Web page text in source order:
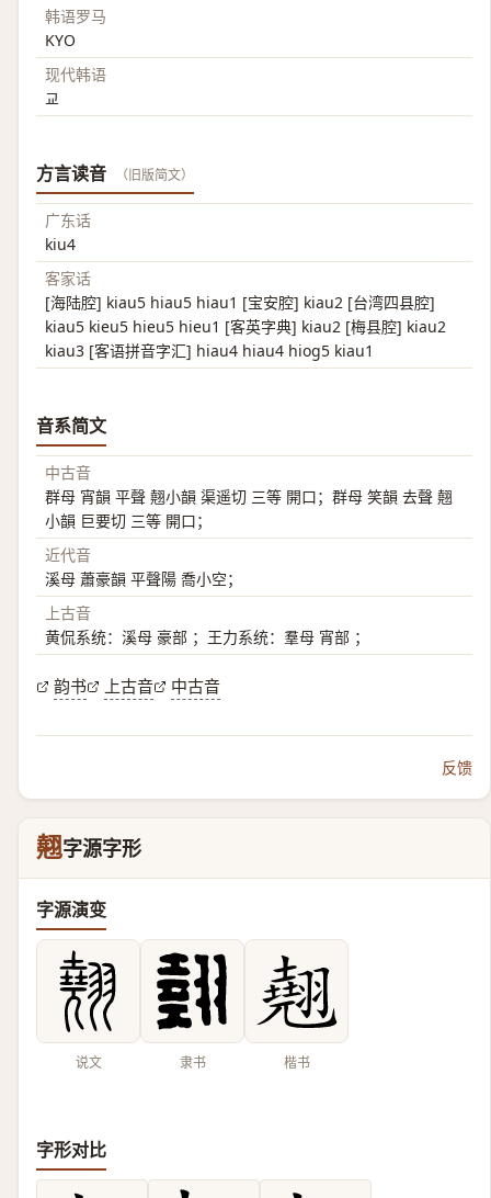
韩语罗马
KYO
现代韩语
교
方言读音 （旧版简文）
广东话
kiu4
客家话
[海陆腔] kiau5 hiau5 hiau1 [宝安腔] kiau2 [台湾四县腔]
kiau5 kieu5 hieu5 hieu1 [客英字典] kiau2 [梅县腔] kiau2
kiau3 [客语拼音字汇] hiau4 hiau4 hiog5 kiau1
音系简文
中古音
群母 宵韻 平聲 翹小韻 渠遥切 三等 開口；群母 笑韻 去聲 翹
小韻 巨要切 三等 開口；
近代音
溪母 蕭豪韻 平聲陽 喬小空；
上古音
黄侃系统：溪母 豪部 ；王力系统：羣母 宵部 ；
韵书 上古音 中古音
反馈
翹字源字形
字源演变
说文 隶书 楷书
字形对比